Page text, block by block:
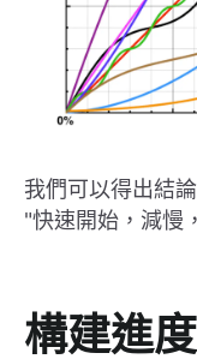
我們可以得出結
"快速開始，減慢
構建進